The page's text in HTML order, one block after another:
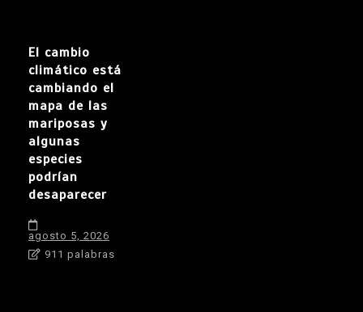
El cambio
climático está
cambiando el
mapa de las
mariposas y
algunas
especies
podrían
desaparecer
agosto 5, 2026
911 palabras